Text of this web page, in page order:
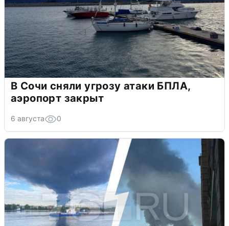
В Сочи сняли угрозу атаки БПЛА,
аэропорт закрыт
6 августа 0